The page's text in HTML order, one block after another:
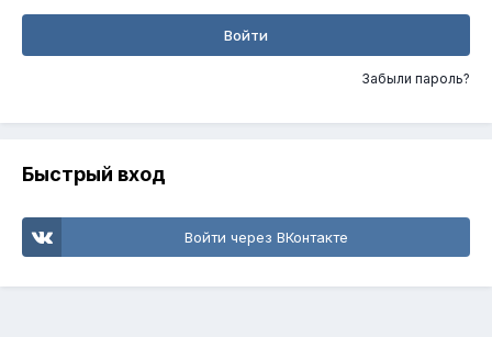
Войти
Забыли пароль?
Быстрый вход
Войти через ВКонтакте